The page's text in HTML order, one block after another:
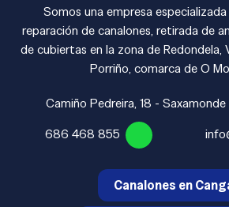
Somos una empresa
reparación de canalones, retirada de
de cubiertas en la zona de Redondela,
Porriño, comarca de O
Camiño Pedreira, 18 -
686 468 855
Canalones en